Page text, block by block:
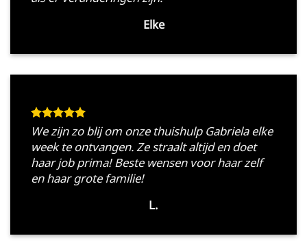
Elke
We zijn zo blij om onze thuishulp Gabriela elke
week te ontvangen. Ze straalt altijd en doet
haar job prima! Beste wensen voor haar zelf
en haar grote familie!
L.